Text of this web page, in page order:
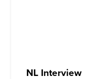
NL Interview